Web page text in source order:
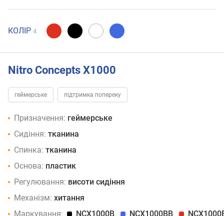
КОЛІР 4
Nitro Concepts X1000
геймерське підтримка попереку
Призначення: геймерське
Сидіння: тканина
Спинка: тканина
Основа: пластик
Регулювання: висоти сидіння
Механізм: хитання
Маркування:
NCX1000B NCX1000BB